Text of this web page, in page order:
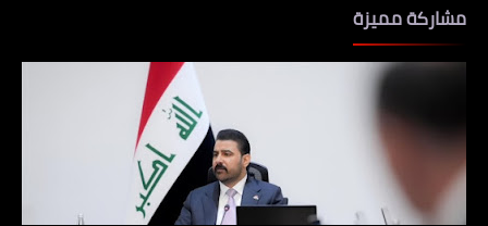
مشاركة مميزة